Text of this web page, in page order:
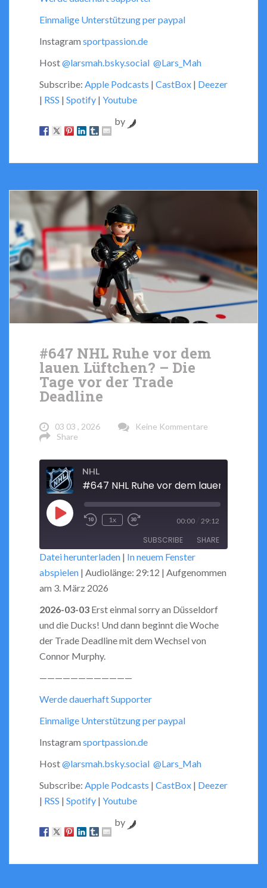
Einmalige Unterstützung per paypal
Instagram sportpassion.de
Host@larsmah.bsky.social @Lars_Mah
Subscribe: Apple Podcasts | CastBox | Deezer
| RSS | Spotify | Youtube
by
#647 NHL Ruhe vor dem
lauen Lüftchen? – Die
Tage vor der Trade
Deadline
03 03 , 2026
Keine Kommentare
Share
NHL
Play
Rewind
Seconds
1x
Fast
Forward
30
seconds
00:00 29:12
SUBSCRIBE SHARE
RSS FEED
SHARE
EMBED
Datei herunterladen | In neuem Fenster
abspielen | Audiolänge: 29:12 | Aufgenommen
am 3. März 2026
2026-03-03 Erst einmal sorry an Düsseldorf
und die Ducks! Und dann beginnt die Woche
der Trade Deadline mit dem Wechsel von
Connor Murphy.
————————————
Werde dauerhaft Supporter
Einmalige Unterstützung per paypal
Instagram sportpassion.de
Host@larsmah.bsky.social @Lars_Mah
Subscribe: Apple Podcasts | CastBox | Deezer
| RSS | Spotify | Youtube
by